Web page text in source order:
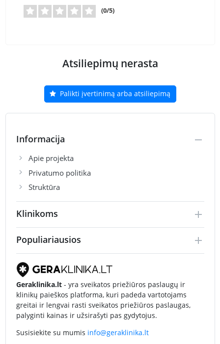
(0/5)
Atsiliepimų nerasta
Palikti įvertinimą arba atsiliepimą
Informacija
Apie projekta
Privatumo politika
Struktūra
Klinikoms
Populiariausios
Geraklinika.lt- yra sveikatos priežiūros paslaugų ir
klinikų paieškos platforma, kuri padeda vartotojams
greitai ir lengvai rasti sveikatos priežiūros paslaugas,
palyginti kainas ir užsirašyti pas gydytojus.
Susisiekite su mumis info@geraklinika.lt